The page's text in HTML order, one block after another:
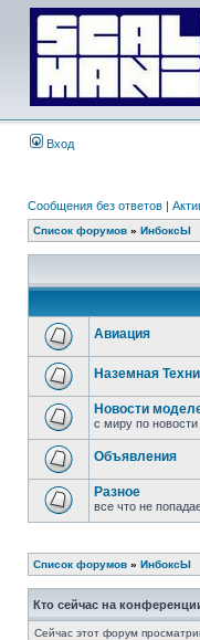
Вход
Сообщения без ответов |
Список форумов » ИнбоксЫ
Авиация
Наземная
Новости
с миру по новости
Объявления
Разное
все что не
Список форумов » ИнбоксЫ
Кто сейчас на
Сейчас этот форум